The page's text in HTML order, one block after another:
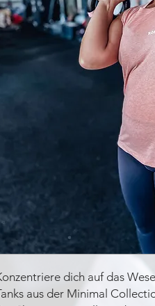
dich auf das
aus der Minimal